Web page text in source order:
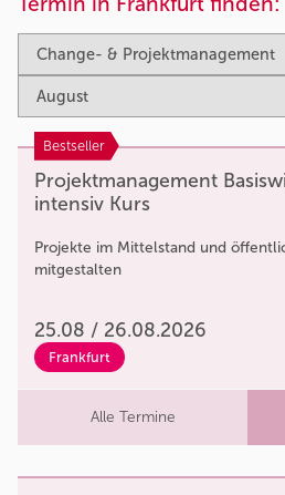
Bestseller
Projektmanagement
intensiv Kurs
Projekte im Mittelstand und
mitgestalten
25.08 / 26.08.2026
Frankfurt
Alle Termine